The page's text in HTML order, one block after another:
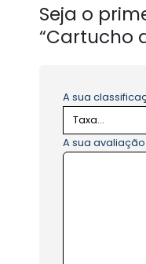
Seja o
“Cartucho
A sua
A sua